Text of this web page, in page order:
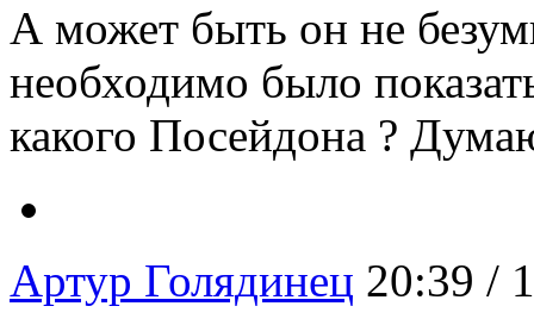
А может быть он не
необходимо было
какого Посейдона ?
Артур Голядинец 20:39 /